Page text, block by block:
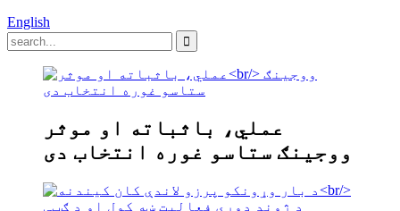
English
عملي، باثباته او موثر
ووجینګ ستاسو غوره انتخاب دی